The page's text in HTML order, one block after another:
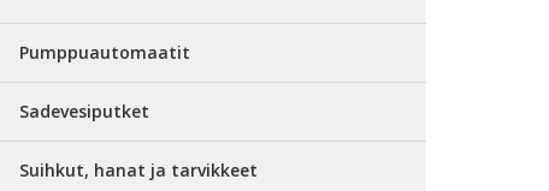
Pumppuautomaatit
Sadevesiputket
Suihkut, hanat ja tarvikkeet